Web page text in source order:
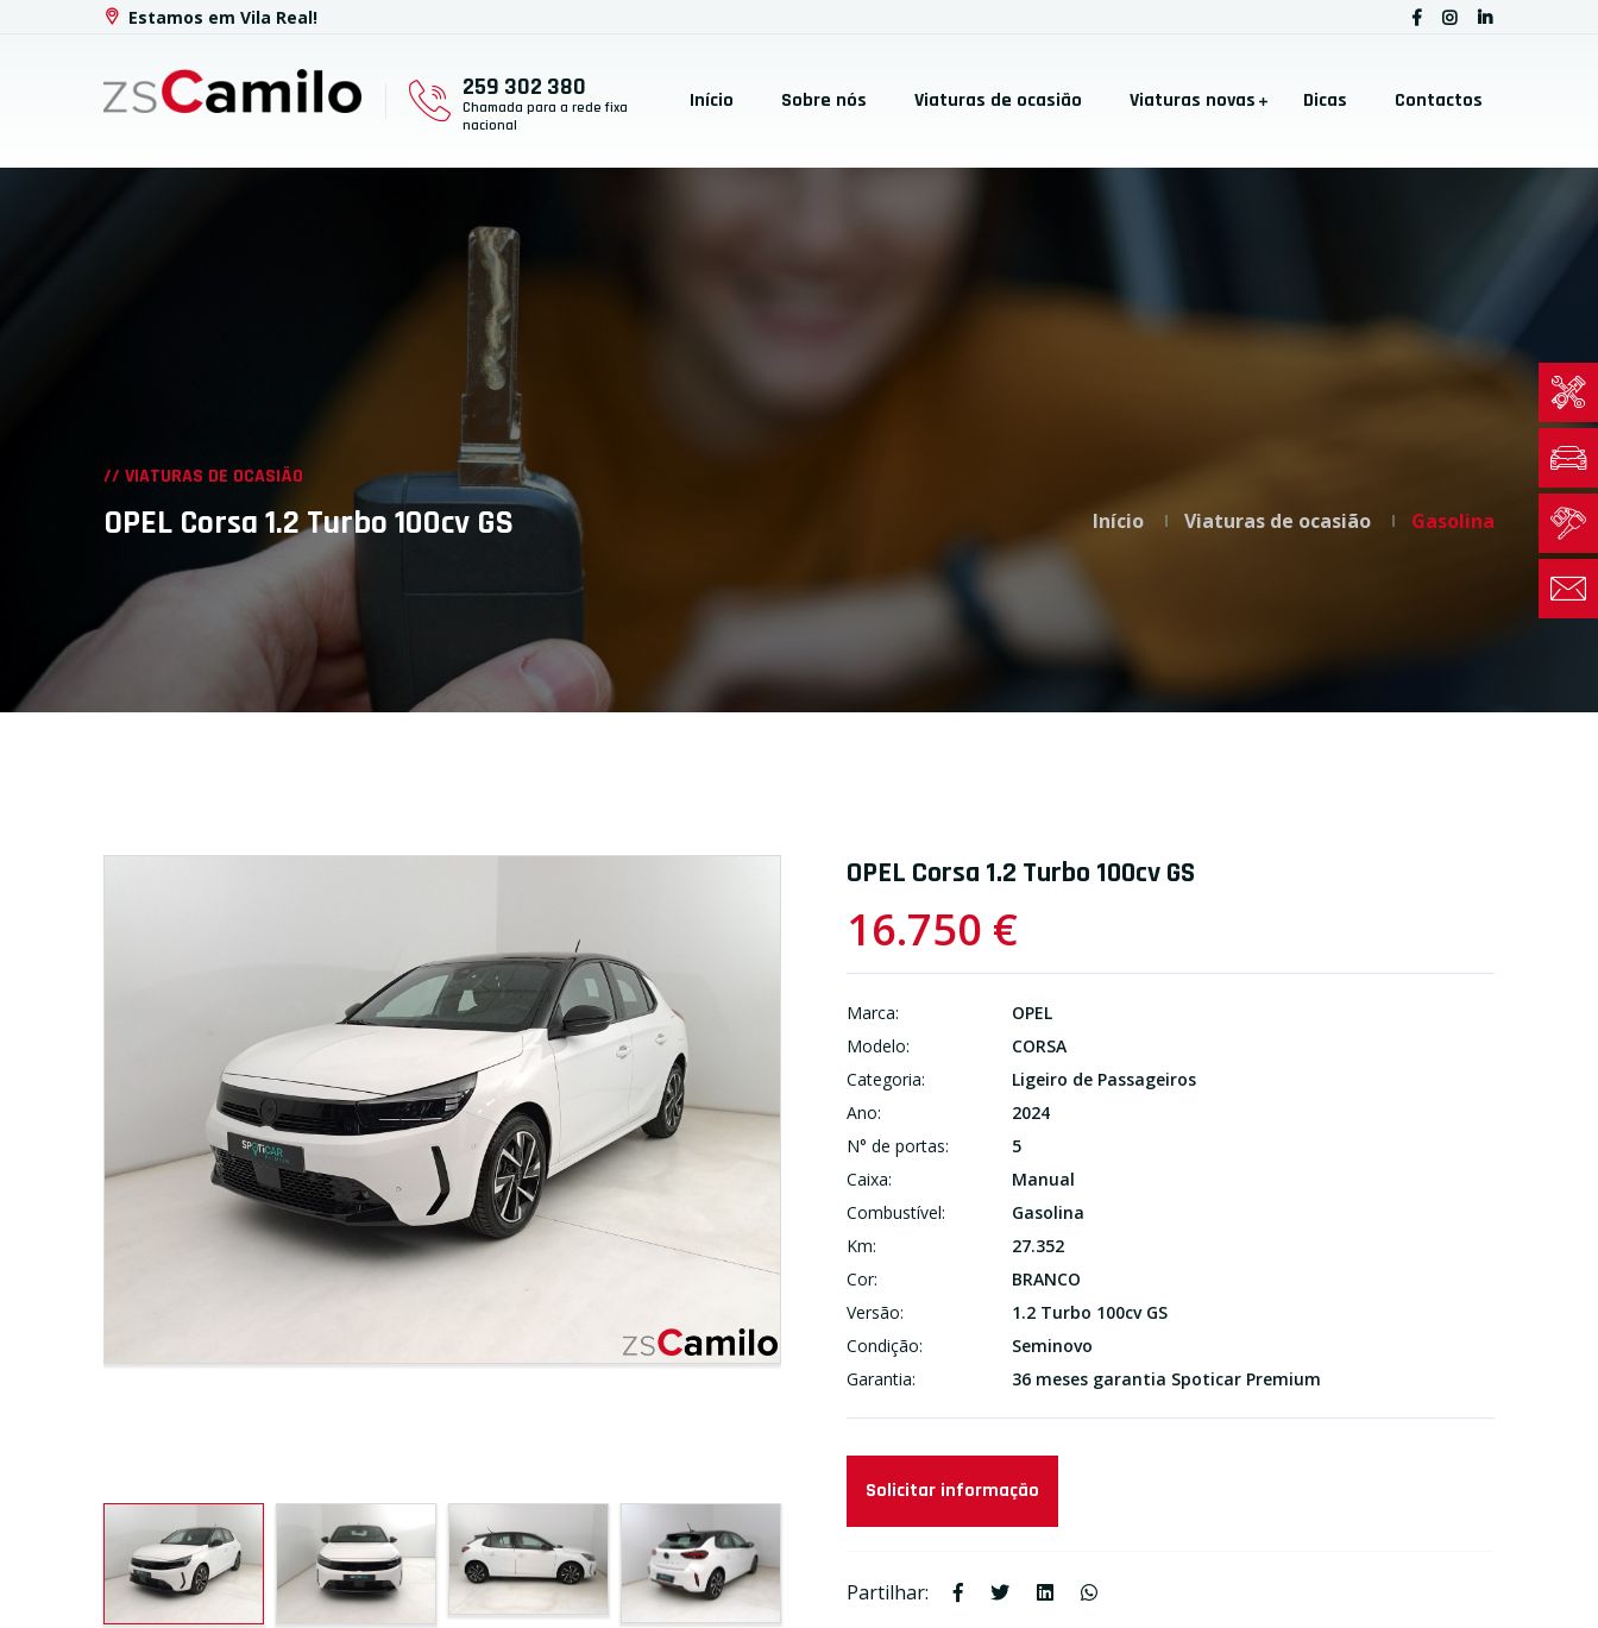
Estamos em Vila Real!
259 302 380
Chamada para a rede fixa
nacional
Início Sobre nós Viaturas de ocasião Viaturas novas Dicas Contactos
// VIATURAS DE OCASIÃO
OPEL Corsa 1.2 Turbo 100cv GS Início Viaturas de ocasião Gasolina
OPEL Corsa 1.2 Turbo 100cv GS
16.750 €
Marca:
OPEL
Modelo:
CORSA
Categoria:
Ligeiro de Passageiros
Ano:
2024
N° de portas:
5
Caixa:
Manual
Combustível:
Gasolina
Km:
27.352
Cor:
BRANCO
Versão:
1.2 Turbo 100cv GS
Condição:
Seminovo
Garantia:
36 meses garantia Spoticar Premium
Solicitar informação
Partilhar: